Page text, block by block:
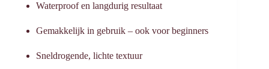
Waterproof en langdurig resultaat
Gemakkelijk in gebruik – ook voor beginners
Sneldrogende, lichte textuur